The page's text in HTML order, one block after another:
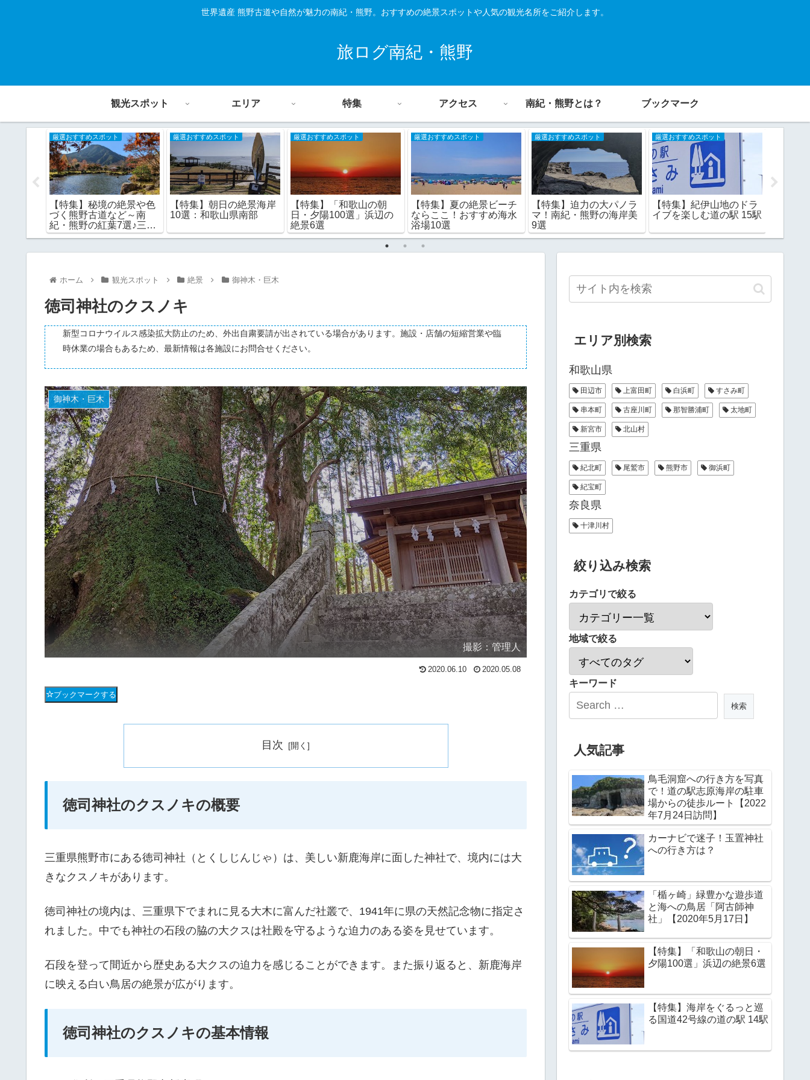
世界遺産 熊野古道や自然が魅力の南紀・熊野。おすすめの絶景スポットや人気の観光名所をご紹介します。
旅ログ南紀・熊野
観光スポット エリア 特集 アクセス 南紀・熊野とは？ ブックマーク
厳選おすすめスポット
【特集】秘境の絶景や色
づく熊野古道など～南
紀・熊野の紅葉7選♪三重
県・奈良県編
厳選おすすめスポット
【特集】朝日の絶景海岸
10選：和歌山県南部
厳選おすすめスポット
【特集】「和歌山の朝
日・夕陽100選」浜辺の
絶景6選
厳選おすすめスポット
【特集】夏の絶景ビーチ
ならここ！おすすめ海水
浴場10選
厳選おすすめスポット
【特集】迫力の大パノラ
マ！南紀・熊野の海岸美
9選
厳選おすすめスポット
【特集】紀伊山地のドラ
イブを楽しむ道の駅 15駅
ホーム 観光スポット 絶景 御神木・巨木
徳司神社のクスノキ
新型コロナウイルス感染拡大防止のため、外出自粛要請が出されている場合があります。施設・店舗の短縮営業や臨
時休業の場合もあるため、最新情報は各施設にお問合せください。
御神木・巨木
撮影：管理人
2020.06.10 2020.05.08
ブックマークする
目次
徳司神社のクスノキの概要
三重県熊野市にある徳司神社（とくしじんじゃ）は、美しい新鹿海岸に面した神社で、境内には大
きなクスノキがあります。
徳司神社の境内は、三重県下でまれに見る大木に富んだ社叢で、1941年に県の天然記念物に指定さ
れました。中でも神社の石段の脇の大クスは社殿を守るような迫力のある姿を見せています。
石段を登って間近から歴史ある大クスの迫力を感じることができます。また振り返ると、新鹿海岸
に映える白い鳥居の絶景が広がります。
徳司神社のクスノキの基本情報
エリア別検索
和歌山県
田辺市 上富田町 白浜町 すさみ町
串本町 古座川町 那智勝浦町 太地町
新宮市 北山村
三重県
紀北町 尾鷲市 熊野市 御浜町
紀宝町
奈良県
十津川村
絞り込み検索
カテゴリで絞る
地域で絞る
キーワード
人気記事
鳥毛洞窟への行き方を写真
で！道の駅志原海岸の駐車
場からの徒歩ルート【2022
年7月24日訪問】
カーナビで迷子！玉置神社
への行き方は？
「楯ヶ崎」緑豊かな遊歩道
と海への鳥居「阿古師神
社」【2020年5月17日】
【特集】「和歌山の朝日・
夕陽100選」浜辺の絶景6選
【特集】海岸をぐるっと巡
る国道42号線の道の駅 14駅